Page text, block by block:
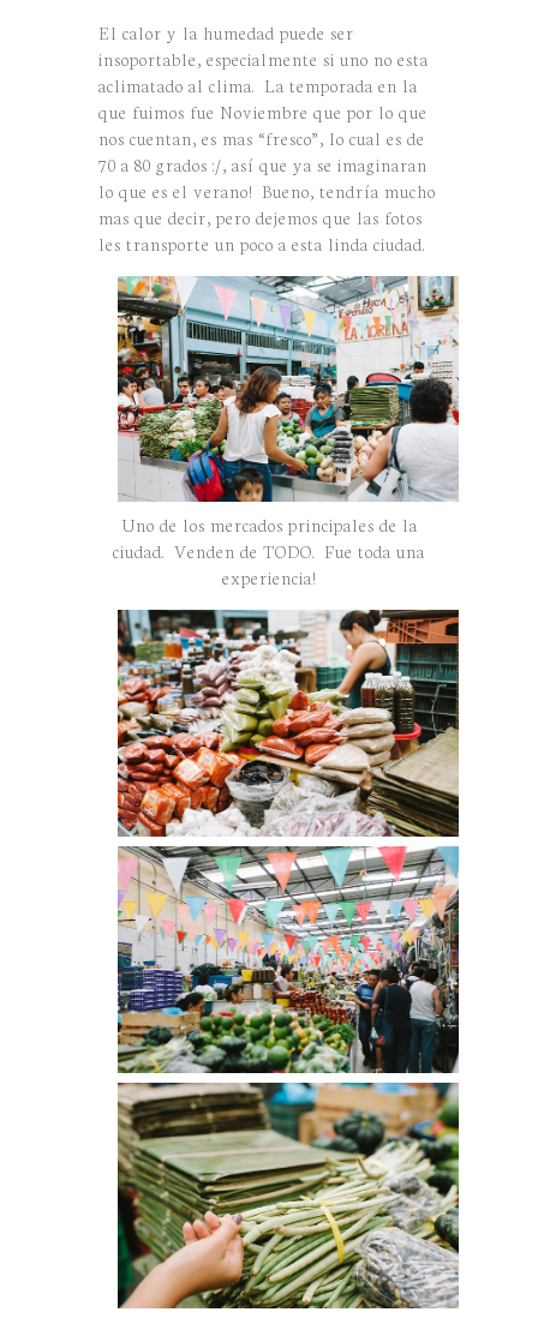
El calor y la humedad puede ser
insoportable, especialmente si uno no esta
aclimatado al clima. La temporada en la
que fuimos fue Noviembre que por lo que
nos cuentan, es mas “fresco”, lo cual es de
70 a 80 grados :/, así que ya se imaginaran
lo que es el verano! Bueno, tendría mucho
mas que decir, pero dejemos que las fotos
les transporte un poco a esta linda ciudad.
Uno de los mercados principales de la
ciudad. Venden de TODO. Fue toda una
experiencia!